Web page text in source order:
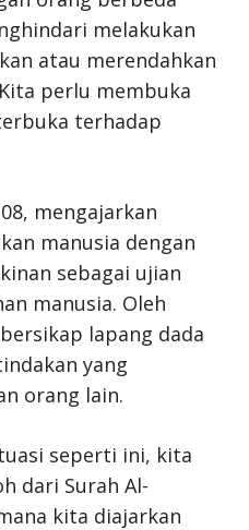
melakukan
atau merendahkan
perlu membuka
terhadap
mengajarkan
manusia dengan
sebagai ujian
manusia. Oleh
lapang dada
yang
orang lain.
seperti ini, kita
dari Surah Al-
kita diajarkan